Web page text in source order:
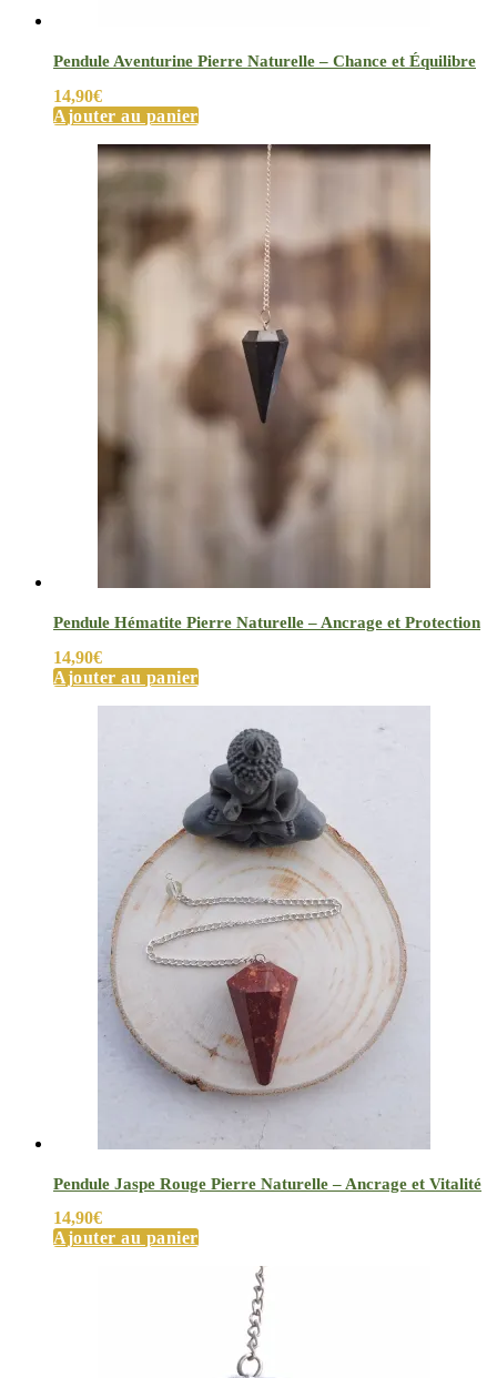
Pendule Aventurine Pierre Naturelle – Chance et Équilibre
14,90€
Ajouter au panier
Pendule Hématite Pierre Naturelle – Ancrage et Protection
14,90€
Ajouter au panier
Pendule Jaspe Rouge Pierre Naturelle – Ancrage et Vitalité
14,90€
Ajouter au panier